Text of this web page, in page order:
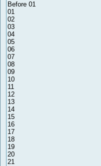
Before 01
01
02
03
04
05
06
07
08
09
10
11
12
13
14
15
16
17
18
19
20
21